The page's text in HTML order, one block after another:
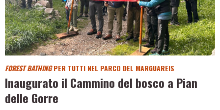
FOREST BATHINGPER TUTTI NEL PARCO DEL MARGUAREIS
Inaugurato il Cammino del bosco a Pian
delle Gorre